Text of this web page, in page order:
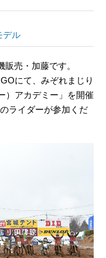
デル
売・加藤です。
にて、みぞれまじり
）アカデミー」を開催
ライダーが参加くだ